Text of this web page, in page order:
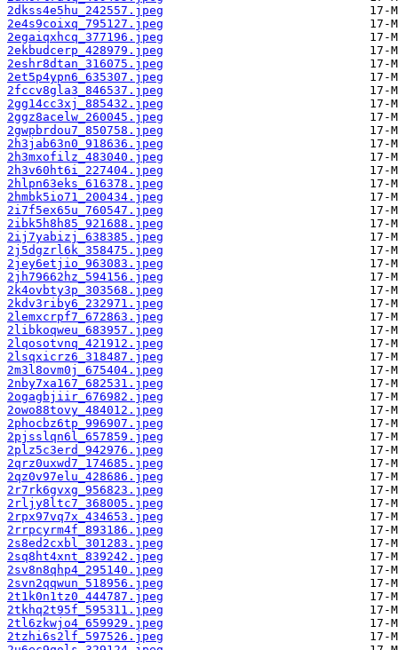
2dkss4e5hu_242557.jpeg
2e4s9coixq_795127.jpeg
2egaiqxhcq_377196.jpeg
2ekbudcerp_428979.jpeg
2eshr8dtan_316075.jpeg
2et5p4ypn6_635307.jpeg
2fccv8gla3_846537.jpeg
2gg14cc3xj_885432.jpeg
2ggz8acelw_260045.jpeg
2gwpbrdou7_850758.jpeg
2h3jab63n0_918636.jpeg
2h3mxofilz_483040.jpeg
2h3v60ht6i_227404.jpeg
2hlpn63eks_616378.jpeg
2hmbk5io71_200434.jpeg
2i7f5ex65u_760547.jpeg
2ibk5h8h85_921688.jpeg
2ij7yabizj_638385.jpeg
2j5dgzrl6k_358475.jpeg
2jey6etjio_963083.jpeg
2jh79662hz_594156.jpeg
2k4ovbty3p_303568.jpeg
2kdv3riby6_232971.jpeg
2lemxcrpf7_672863.jpeg
2libkoqweu_683957.jpeg
2lqosotvnq_421912.jpeg
2lsqxicrz6_318487.jpeg
2m3l8ovm0j_675404.jpeg
2nby7xa167_682531.jpeg
2ogagbjiir_676982.jpeg
2owo88tovy_484012.jpeg
2phocbz6tp_996907.jpeg
2pjsslqn6l_657859.jpeg
2plz5c3erd_942976.jpeg
2qrz0uxwd7_174685.jpeg
2qz0v97elu_428686.jpeg
2r7rk6gvxg_956823.jpeg
2rljy8ltc7_368005.jpeg
2rpx97vq7x_434653.jpeg
2rrpcyrm4f_893186.jpeg
2s8ed2cxbl_301283.jpeg
2sq8ht4xnt_839242.jpeg
2sv8n8qhp4_295140.jpeg
2svn2qqwun_518956.jpeg
2t1k0n1tz0_444787.jpeg
2tkhq2t95f_595311.jpeg
2tl6zkwjo4_659929.jpeg
2tzhi6s2lf_597526.jpeg